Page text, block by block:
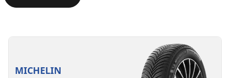
MICHELIN